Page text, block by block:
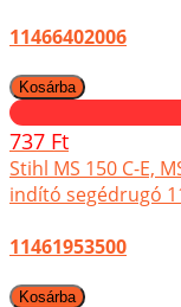
11466402006
737 Ft
Stihl MS 150 C-E,
indító segédrugó
11461953500